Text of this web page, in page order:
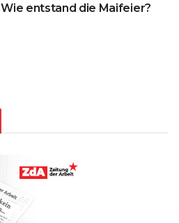
Wie entstand die Maifeier?